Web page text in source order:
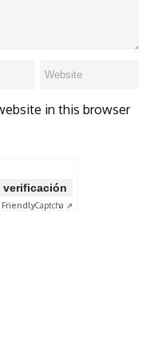
in this browser
verificación
FriendlyCaptcha ⇗